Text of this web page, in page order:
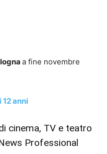
a fine novembre
anni
cinema, TV e teatro
Professional